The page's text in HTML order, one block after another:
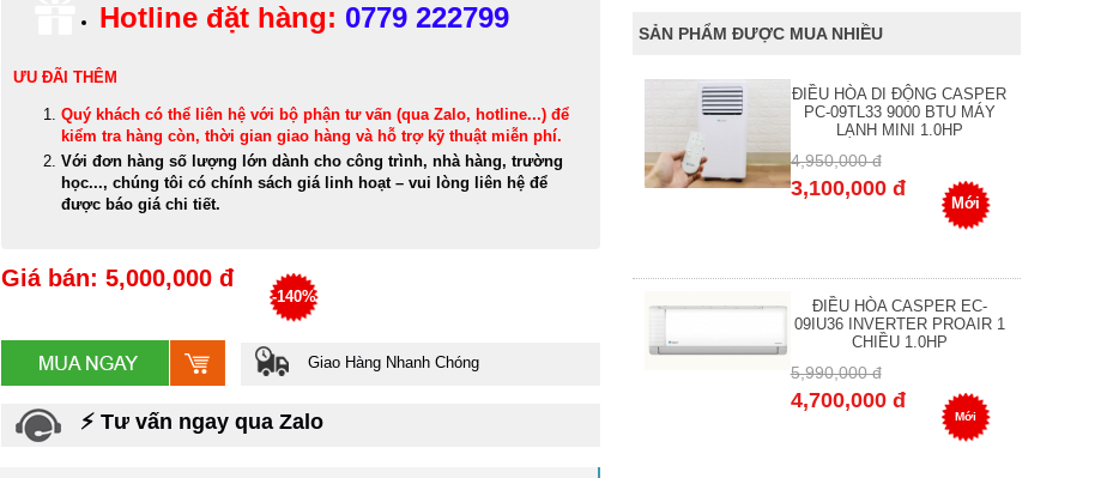
Hotline đặt hàng: 0779 222799
ƯU ĐÃI THÊM
Quý khách có thể liên hệ với bộ phận tư vấn (qua Zalo, hotline...) để
kiểm tra hàng còn, thời gian giao hàng và hỗ trợ kỹ thuật miễn phí.
Với đơn hàng số lượng lớn dành cho công trình, nhà hàng, trường
học..., chúng tôi có chính sách giá linh hoạt – vui lòng liên hệ để
được báo giá chi tiết.
Giá bán: 5,000,000 đ
-140%
Giao Hàng Nhanh Chóng
⚡ Tư vấn ngay qua Zalo
SẢN PHẨM ĐƯỢC MUA NHIỀU
ĐIỀU HÒA DI ĐỘNG CASPER
PC-09TL33 9000 BTU MÁY
LẠNH MINI 1.0HP
4,950,000 đ
3,100,000 đ
Mới
ĐIỀU HÒA CASPER EC-
09IU36 INVERTER PROAIR 1
CHIỀU 1.0HP
5,990,000 đ
4,700,000 đ
Mới